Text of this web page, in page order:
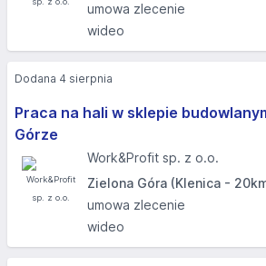
umowa zlecenie
wideo
Praca na hali w sklepie
Górze
Work&Profit sp. z o.o.
Zielona Góra (Klenica -
umowa zlecenie
wideo
Dodana 4 sierpnia